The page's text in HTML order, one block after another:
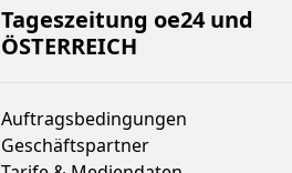
Tageszeitung oe24 und
ÖSTERREICH
Auftragsbedingungen
Geschäftspartner